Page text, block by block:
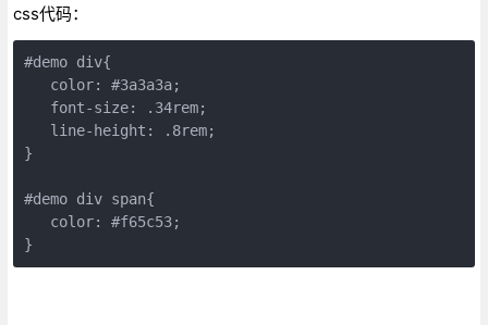
css代码：
#demo div{
   color: #3a3a3a;
   font-size: .34rem;
   line-height: .8rem;
}
#demo div span{
   color: #f65c53;
}